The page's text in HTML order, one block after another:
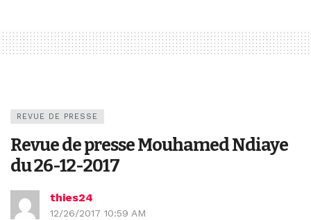
REVUE DE PRESSE
Revue de presse Mouhamed Ndiaye
du 26-12-2017
thies24
12/26/2017 10:59 AM